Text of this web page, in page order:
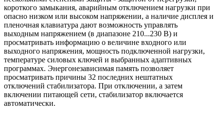
короткого замыкания, аварийным отключением нагрузки при
опасно низком или высоком напряжении, а наличие дисплея и
пленочная клавиатура дают возможность управлять
выходным напряжением (в диапазоне 210...230 В) и
просматривать информацию о величине входного или
выходного напряжения, мощность подключенной нагрузки,
температуре силовых ключей и выбранных адаптивных
программах. Энергонезависимая память позволяет
просматривать причины 32 последних нештатных
отключений стабилизатора. При отключении, а затем
включении питающей сети, стабилизатор включается
автоматически.